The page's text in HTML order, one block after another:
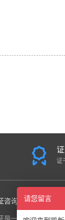
证
咨询中心请您留言